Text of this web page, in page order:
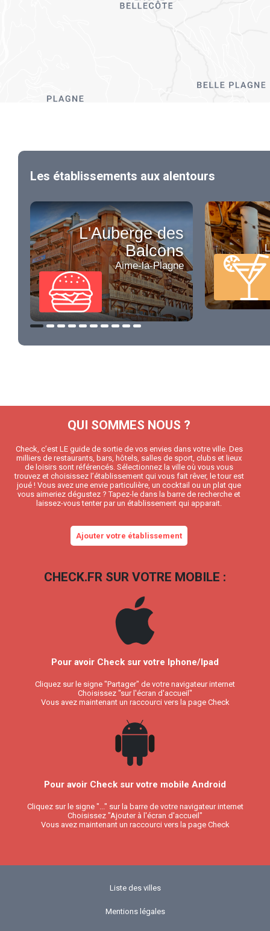
Les établissements aux alentours
L'Auberge des
Balcons
Aime-la-Plagne
QUI SOMMES NOUS ?
Check, c’est LE guide de sortie de vos envies dans votre ville. Des
milliers de restaurants, bars, hôtels, salles de sport, clubs et lieux
de loisirs sont référencés. Sélectionnez la ville où vous vous
trouvez et choisissez l’établissement qui vous fait rêver, le tour est
joué ! Vous avez une envie particulière, un cocktail ou un plat que
vous aimeriez dégustez ? Tapez-le dans la barre de recherche et
laissez-vous tenter par un établissement qui apparait.
Ajouter votre établissement
CHECK.FR SUR VOTRE MOBILE :
Pour avoir Check sur votre Iphone/Ipad
Cliquez sur le signe "Partager" de votre navigateur internet
Choisissez "sur l'écran d'accueil"
Vous avez maintenant un raccourci vers la page Check
Pour avoir Check sur votre mobile Android
Cliquez sur le signe "..." sur la barre de votre navigateur internet
Choisissez "Ajouter à l'écran d'accueil"
Vous avez maintenant un raccourci vers la page Check
Liste des villes
Mentions légales